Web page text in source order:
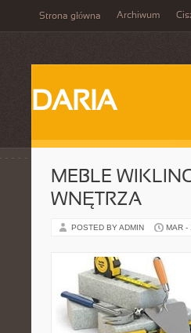
Strona główna Archiwum
DARIA
MEBLE
WNĘTRZA
POSTED BY ADMIN MAR -